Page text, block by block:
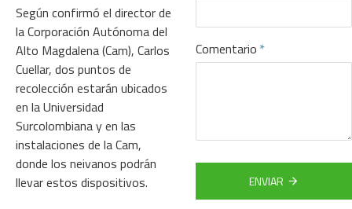
Según confirmó el director de
la Corporación Autónoma del
Alto Magdalena (Cam), Carlos
Cuellar, dos puntos de
recolección estarán ubicados
en la Universidad
Surcolombiana y en las
instalaciones de la Cam,
donde los neivanos podrán
llevar estos dispositivos.
Comentario
ENVIAR